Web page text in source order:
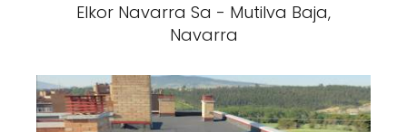
Elkor Navarra Sa - Mutilva Baja,
Navarra